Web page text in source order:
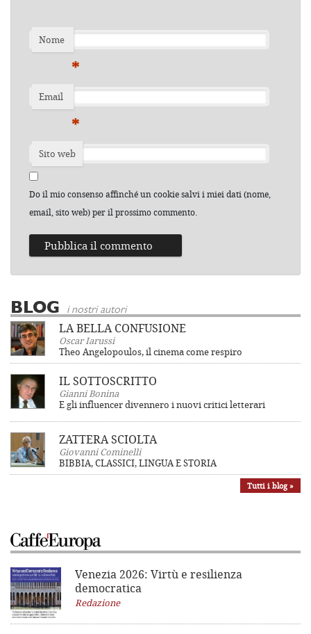
Nome
*
Email
*
Sito web
Do il mio consenso affinché un cookie salvi i miei dati (nome,
email, sito web) per il prossimo commento.
BLOG i nostri autori
LA BELLA CONFUSIONE
Oscar Iarussi
Theo Angelopoulos, il cinema come respiro
IL SOTTOSCRITTO
Gianni Bonina
E gli influencer divennero i nuovi critici letterari
ZATTERA SCIOLTA
Giovanni Cominelli
BIBBIA, CLASSICI, LINGUA E STORIA
Tutti i blog »
Venezia 2026: Virtù e resilienza
democratica
Redazione